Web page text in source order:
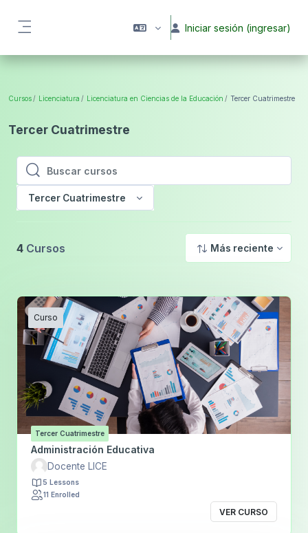
Iniciar sesión (ingresar)
Cursos Licenciatura Licenciatura en Ciencias de la Educación Tercer Cuatrimestre
Tercer Cuatrimestre
Buscar cursos
Buscar cursos
Tercer Cuatrimestre
4 Cursos Más reciente
Curso
Tercer Cuatrimestre
Administración Educativa
Docente LICE
5 Lessons
11 Enrolled
VER CURSO